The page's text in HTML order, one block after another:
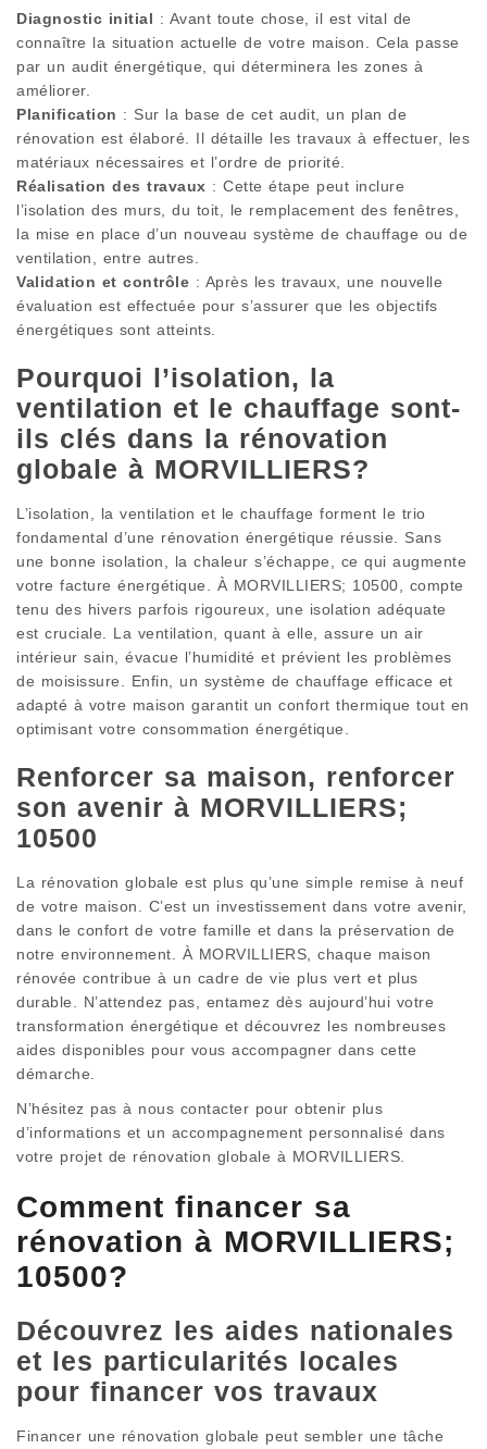
Diagnostic initial : Avant toute chose, il est vital de
connaître la situation actuelle de votre maison. Cela passe
par un audit énergétique, qui déterminera les zones à
améliorer.
Planification : Sur la base de cet audit, un plan de
rénovation est élaboré. Il détaille les travaux à effectuer, les
matériaux nécessaires et l’ordre de priorité.
Réalisation des travaux : Cette étape peut inclure
l’isolation des murs, du toit, le remplacement des fenêtres,
la mise en place d’un nouveau système de chauffage ou de
ventilation, entre autres.
Validation et contrôle : Après les travaux, une nouvelle
évaluation est effectuée pour s’assurer que les objectifs
énergétiques sont atteints.
Pourquoi l’isolation, la
ventilation et le chauffage sont-
ils clés dans la rénovation
globale à MORVILLIERS?
L’isolation, la ventilation et le chauffage forment le trio
fondamental d’une rénovation énergétique réussie. Sans
une bonne isolation, la chaleur s’échappe, ce qui augmente
votre facture énergétique. À MORVILLIERS; 10500, compte
tenu des hivers parfois rigoureux, une isolation adéquate
est cruciale. La ventilation, quant à elle, assure un air
intérieur sain, évacue l’humidité et prévient les problèmes
de moisissure. Enfin, un système de chauffage efficace et
adapté à votre maison garantit un confort thermique tout en
optimisant votre consommation énergétique.
Renforcer sa maison, renforcer
son avenir à MORVILLIERS;
10500
La rénovation globale est plus qu’une simple remise à neuf
de votre maison. C’est un investissement dans votre avenir,
dans le confort de votre famille et dans la préservation de
notre environnement. À MORVILLIERS, chaque maison
rénovée contribue à un cadre de vie plus vert et plus
durable. N’attendez pas, entamez dès aujourd’hui votre
transformation énergétique et découvrez les nombreuses
aides disponibles pour vous accompagner dans cette
démarche.
N’hésitez pas à nous contacter pour obtenir plus
d’informations et un accompagnement personnalisé dans
votre projet de rénovation globale à MORVILLIERS.
Comment financer sa
rénovation à MORVILLIERS;
10500?
Découvrez les aides nationales
et les particularités locales
pour financer vos travaux
Financer une rénovation globale peut sembler une tâche